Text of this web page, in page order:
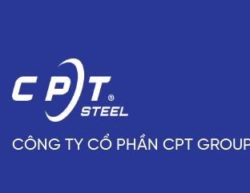
CÔNG TY CỔ PHẦN CPT